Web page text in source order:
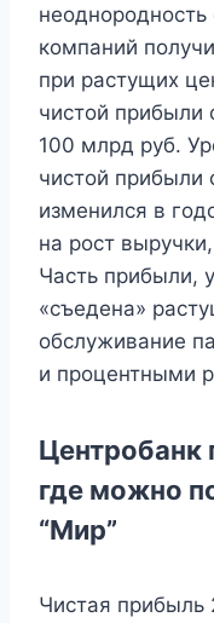
неоднородность
компаний
при растущих
чистой прибыли
100 млрд руб.
чистой прибыли
изменился в
на рост
Часть прибыли,
«съедена»
обслуживание
и процентными
Центробанк
где можно
“Мир”
Чистая прибыль